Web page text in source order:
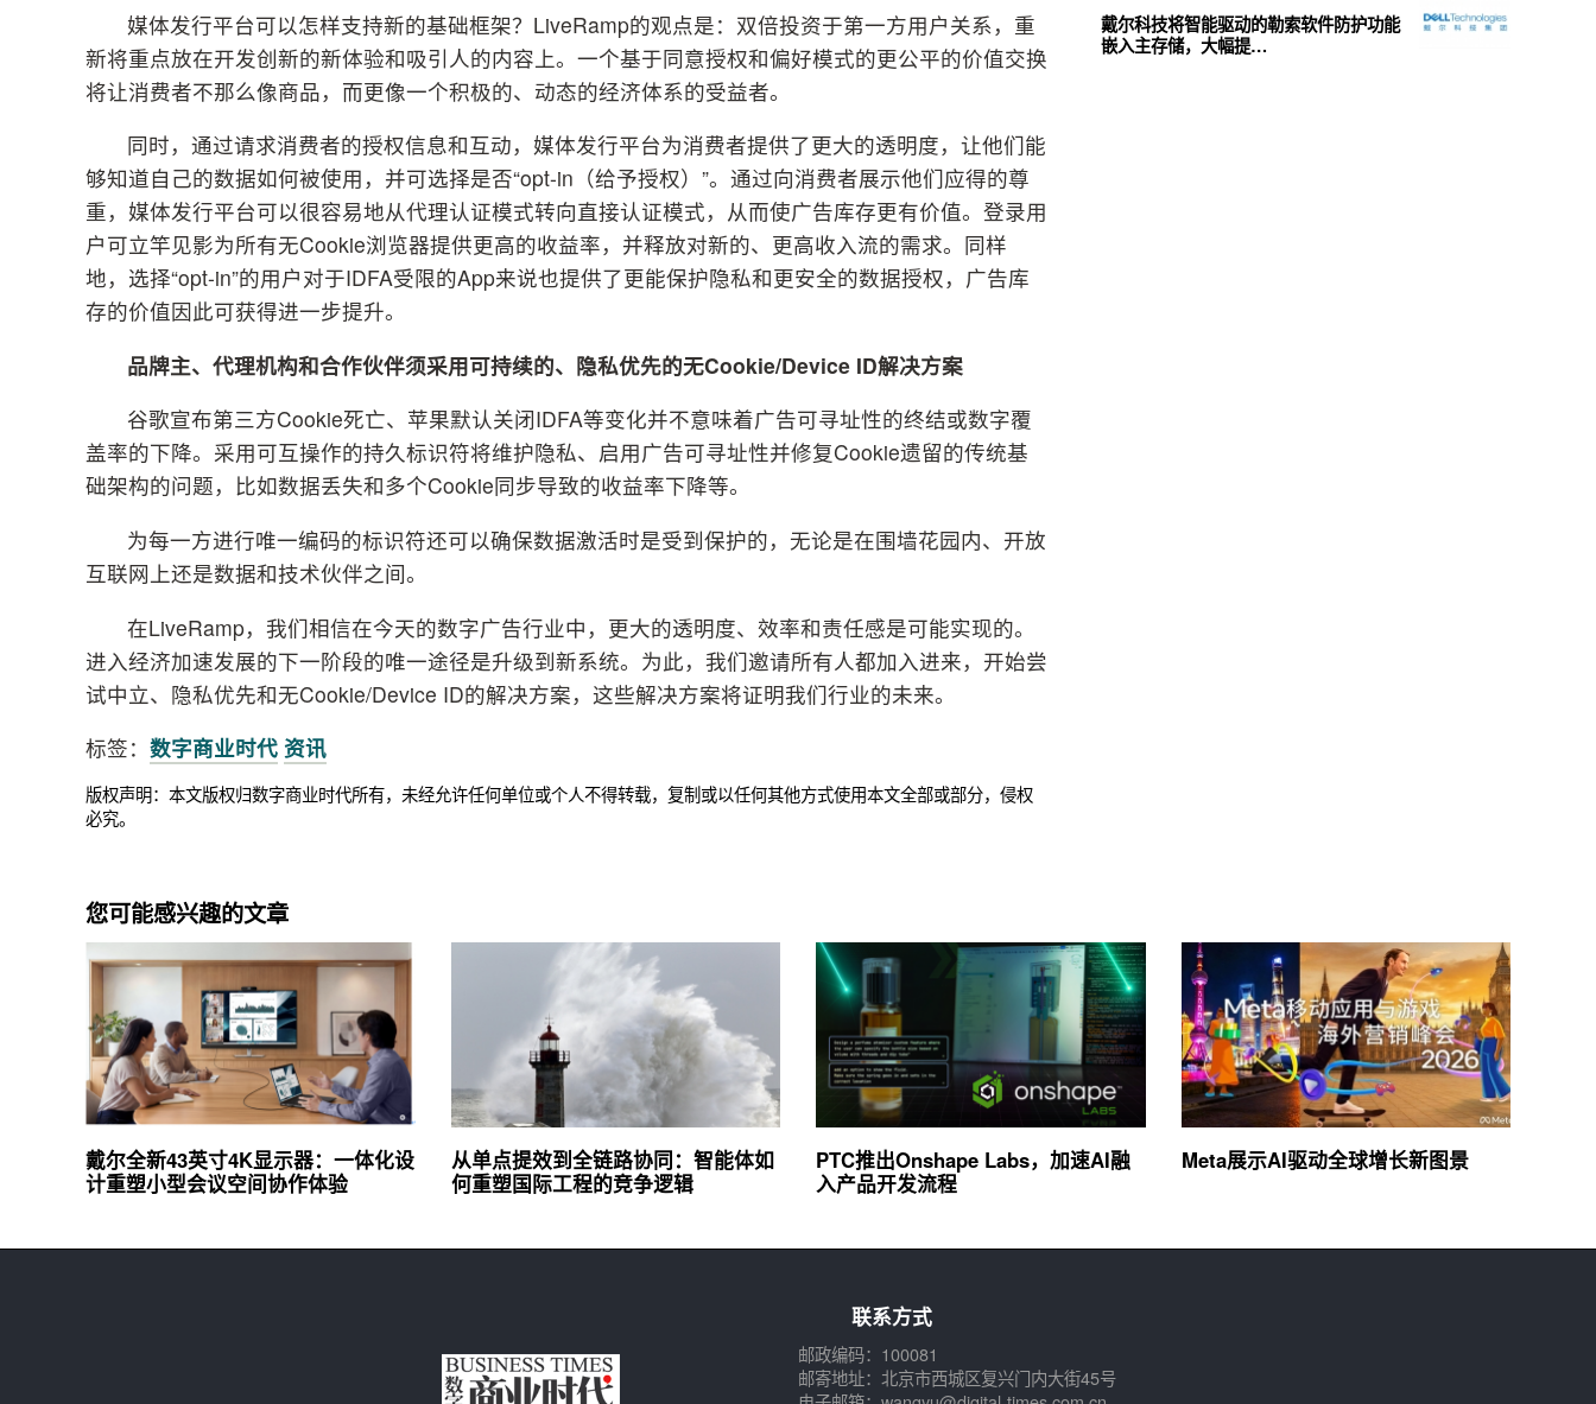
媒体发行平台可以怎样支持新的基础框架？LiveRamp的观点是：双倍投资于第一方用户关系，重
新将重点放在开发创新的新体验和吸引人的内容上。一个基于同意授权和偏好模式的更公平的价值交换
将让消费者不那么像商品，而更像一个积极的、动态的经济体系的受益者。
同时，通过请求消费者的授权信息和互动，媒体发行平台为消费者提供了更大的透明度，让他们能
够知道自己的数据如何被使用，并可选择是否“opt-in（给予授权）”。通过向消费者展示他们应得的尊
重，媒体发行平台可以很容易地从代理认证模式转向直接认证模式，从而使广告库存更有价值。登录用
户可立竿见影为所有无Cookie浏览器提供更高的收益率，并释放对新的、更高收入流的需求。同样
地，选择“opt-in”的用户对于IDFA受限的App来说也提供了更能保护隐私和更安全的数据授权，广告库
存的价值因此可获得进一步提升。
品牌主、代理机构和合作伙伴须采用可持续的、隐私优先的无Cookie/Device ID解决方案
谷歌宣布第三方Cookie死亡、苹果默认关闭IDFA等变化并不意味着广告可寻址性的终结或数字覆
盖率的下降。采用可互操作的持久标识符将维护隐私、启用广告可寻址性并修复Cookie遗留的传统基
础架构的问题，比如数据丢失和多个Cookie同步导致的收益率下降等。
为每一方进行唯一编码的标识符还可以确保数据激活时是受到保护的，无论是在围墙花园内、开放
互联网上还是数据和技术伙伴之间。
在LiveRamp，我们相信在今天的数字广告行业中，更大的透明度、效率和责任感是可能实现的。
进入经济加速发展的下一阶段的唯一途径是升级到新系统。为此，我们邀请所有人都加入进来，开始尝
试中立、隐私优先和无Cookie/Device ID的解决方案，这些解决方案将证明我们行业的未来。
标签： 数字商业时代 资讯
版权声明：本文版权归数字商业时代所有，未经允许任何单位或个人不得转载，复制或以任何其他方式使用本文全部或部分，侵权
必究。
戴尔科技将智能驱动的勒索软件防护功能
嵌入主存储，大幅提…
您可能感兴趣的文章
戴尔全新43英寸4K显示器：一体化设
计重塑小型会议空间协作体验
从单点提效到全链路协同：智能体如
何重塑国际工程的竞争逻辑
PTC推出Onshape Labs，加速AI融
入产品开发流程
Meta展示AI驱动全球增长新图景
联系方式
邮政编码：100081
邮寄地址：北京市西城区复兴门内大街45号